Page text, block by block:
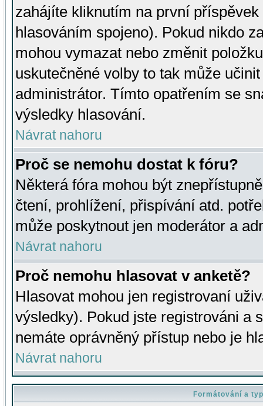
zahájíte kliknutím na první
hlasováním spojeno). Pokud nikdo
mohou vymazat nebo změnit
uskutečněné volby to tak může
administrátor. Tímto opatřením se
výsledky hlasování.
Návrat nahoru
Proč se nemohu dostat k fóru?
Některá fóra mohou být
čtení, prohlížení, přispívání atd.
může poskytnout jen moderátor a
Návrat nahoru
Proč nemohu hlasovat v anketě?
Hlasovat mohou jen registrovaní
výsledky). Pokud jste registrováni a
nemáte oprávněný přístup nebo je
Návrat nahoru
Formátování a